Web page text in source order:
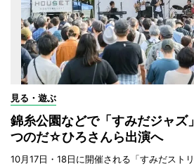
見る・遊ぶ
錦糸公園などで「すみだジャズ
つのだ☆ひろさんら出演へ
10月17日・18日に開催される「すみだスト